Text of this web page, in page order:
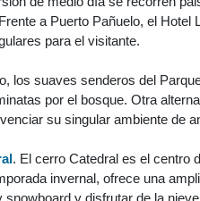
a Puerto Pañuelo, el Hotel
para el visitante.
los suaves senderos del
por el bosque. Otra
su singular ambiente de
. El cerro Catedral es el centro
invernal, ofrece una
snowboard y disfrutar de la